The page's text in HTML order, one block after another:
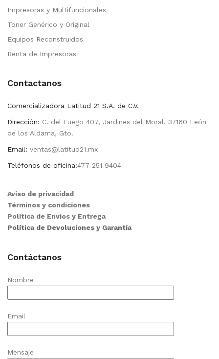
Impresoras y Multifuncionales
Toner Genérico y Original
Equipos Reconstruidos
Renta de Impresoras
Contactanos
Comercializadora Latitud 21 S.A. de C.V.
Dirección: C. del Fuego 407, Jardines del Moral, 37160 León
de los Aldama, Gto.
Email: ventas@latitud21.mx
Teléfonos de oficina:477 251 9404
Aviso de privacidad
Términos y condiciones
Política de Envíos y Entrega
Política de Devoluciones y Garantía
Contáctanos
Nombre
Email
Mensaje